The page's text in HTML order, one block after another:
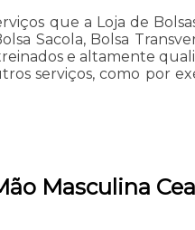
que a Loja de
Sacola, Bolsa
e altamente
serviços, como por
Masculina